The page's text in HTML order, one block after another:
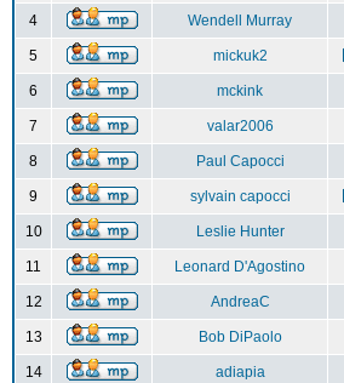
4 Wendell Murray
5 mickuk2
6 mckink
7 valar2006
8 Paul Capocci
9 sylvain capocci
10 Leslie Hunter
11 Leonard D'Agostino
12 AndreaC
13 Bob DiPaolo
14 adiapia